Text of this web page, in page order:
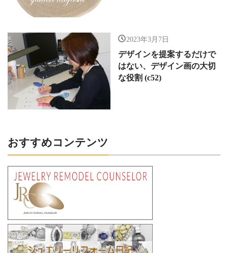
2023年3月7日
デザインを提案するだけで
はない、デザイン画の大切
な役割 (c52)
おすすめコンテンツ